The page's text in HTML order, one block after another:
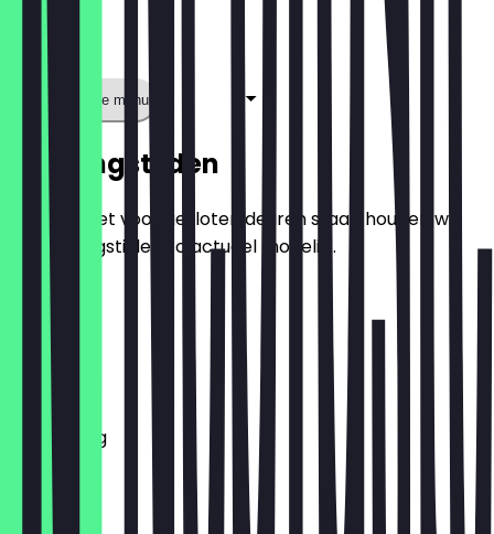
Toon volledige menu
Openingstijden
Zodat je niet voor gesloten deuren staat, houden we
de openingstijden zo actueel mogelijk.
Maandag
Dinsdag
Woensdag
Donderdag
Vrijdag
Zaterdag
Zondag